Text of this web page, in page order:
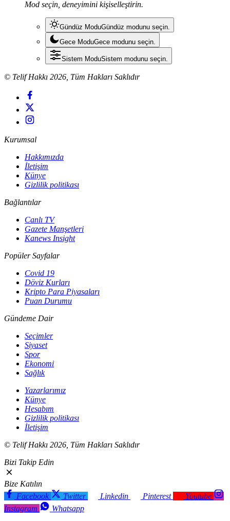
Mod seçin, deneyimini kişiselleştirin.
Gündüz ModuGündüz modunu seçin.
Gece ModuGece modunu seçin.
Sistem ModuSistem modunu seçin.
© Telif Hakkı 2026, Tüm Hakları Saklıdır
Kurumsal
Hakkımızda
İletişim
Künye
Gizlilik politikası
Bağlantılar
Canlı TV
Gazete Manşetleri
Kanews Insight
Popüler Sayfalar
Covid 19
Döviz Kurları
Kripto Para Piyasaları
Puan Durumu
Gündeme Dair
Seçimler
Siyaset
Spor
Ekonomi
Sağlık
Yazarlarımız
Künye
Hesabım
Gizlilik politikası
İletişim
© Telif Hakkı 2026, Tüm Hakları Saklıdır
Bizi Takip Edin
Bize Katılın
Facebook
Twitter Linkedin Pinterest
Youtube
Instagram
Whatsapp